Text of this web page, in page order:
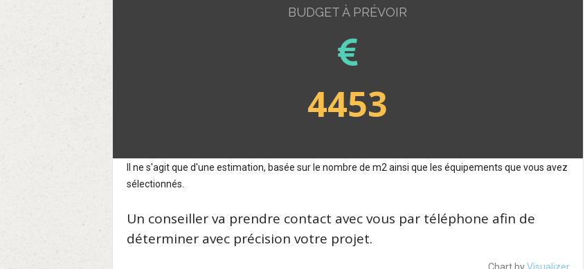
BUDGET À PRÉVOIR
4453
Il ne s'agit que d'une estimation, basée sur le nombre de m2 ainsi que les équipements que vous avez
sélectionnés.
Un conseiller va prendre contact avec vous par téléphone afin de
déterminer avec précision votre projet.
Chart byVisualizer